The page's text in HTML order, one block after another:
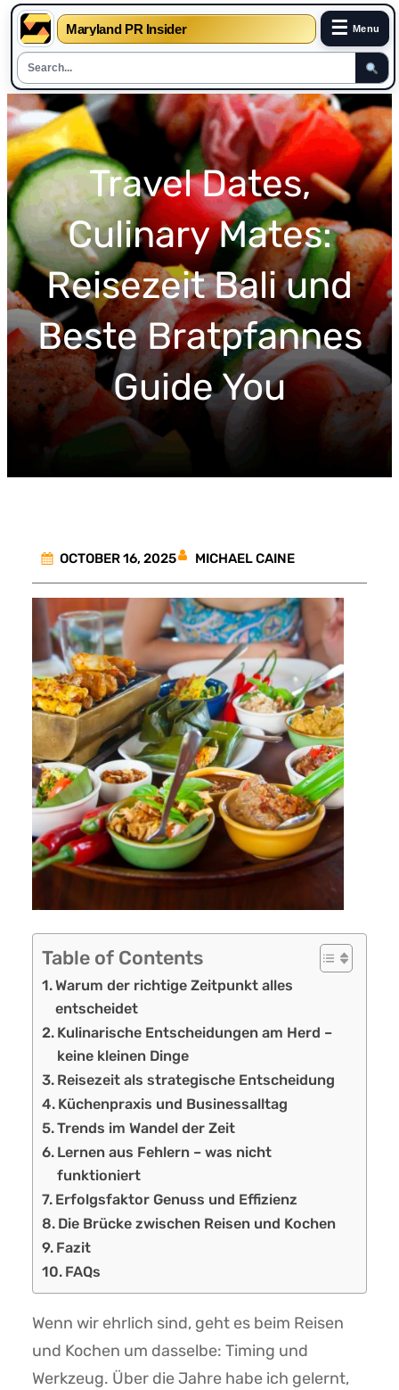
Maryland PR Insider ☰ Menu
Skip
to
content
Travel Dates,
Culinary Mates:
Reisezeit Bali und
Beste Bratpfannes
Guide You
OCTOBER 16, 2025 MICHAEL CAINE
Table of Contents
Warum der richtige Zeitpunkt alles
entscheidet
Kulinarische Entscheidungen am Herd –
keine kleinen Dinge
Reisezeit als strategische Entscheidung
Küchenpraxis und Businessalltag
Trends im Wandel der Zeit
Lernen aus Fehlern – was nicht
funktioniert
Erfolgsfaktor Genuss und Effizienz
Die Brücke zwischen Reisen und Kochen
Fazit
FAQs
Wenn wir ehrlich sind, geht es beim Reisen
und Kochen um dasselbe: Timing und
Werkzeug. Über die Jahre habe ich gelernt,